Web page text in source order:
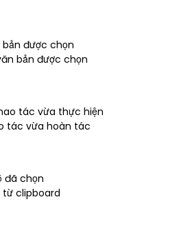
được chọn
bản được chọn
tác vừa thực hiện
tác vừa hoàn tác
đã chọn
từ clipboard